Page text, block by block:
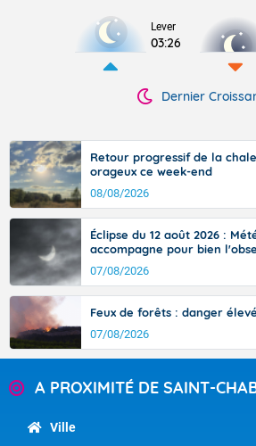
Lever
03:26
Dernier
Retour progressif de la
orageux ce week-end
08/08/2026
Éclipse du 12 août 2026 :
accompagne pour bien
07/08/2026
Feux de forêts : danger
07/08/2026
A PROXIMITÉ DE SAINT-
Ville